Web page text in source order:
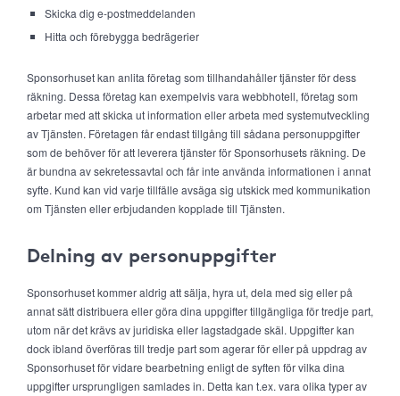
Skicka dig e-postmeddelanden
Hitta och förebygga bedrägerier
Sponsorhuset kan anlita företag som tillhandahåller tjänster för dess
räkning. Dessa företag kan exempelvis vara webbhotell, företag som
arbetar med att skicka ut information eller arbeta med systemutveckling
av Tjänsten. Företagen får endast tillgång till sådana personuppgifter
som de behöver för att leverera tjänster för Sponsorhusets räkning. De
är bundna av sekretessavtal och får inte använda informationen i annat
syfte. Kund kan vid varje tillfälle avsäga sig utskick med kommunikation
om Tjänsten eller erbjudanden kopplade till Tjänsten.
Delning av personuppgifter
Sponsorhuset kommer aldrig att sälja, hyra ut, dela med sig eller på
annat sätt distribuera eller göra dina uppgifter tillgängliga för tredje part,
utom när det krävs av juridiska eller lagstadgade skäl. Uppgifter kan
dock ibland överföras till tredje part som agerar för eller på uppdrag av
Sponsorhuset för vidare bearbetning enligt de syften för vilka dina
uppgifter ursprungligen samlades in. Detta kan t.ex. vara olika typer av